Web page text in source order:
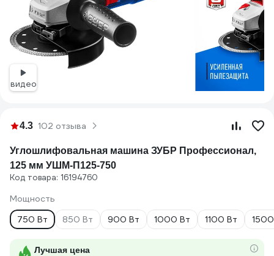
видео
4.3 102 отзыва
Углошлифовальная машина ЗУБР Профессионал,
125 мм УШМ-П125-750
Код товара: 16194760
Мощность
750 Вт
850 Вт 900 Вт 1000 Вт 1100 Вт
Лучшая цена